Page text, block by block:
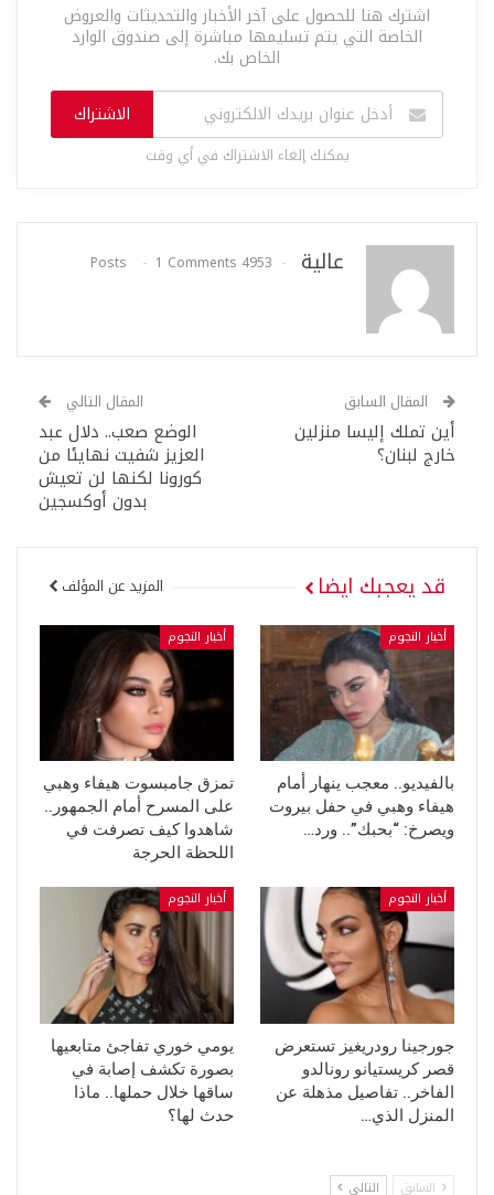
اشترك هنا للحصول على آخر الأخبار والتحديثات والعروض
الخاصة التي يتم تسليمها مباشرة إلى صندوق الوارد
الخاص بك.
الاشتراك
يمكنك إلغاء الاشتراك في أي وقت
عالية 4953 Posts
1 Comments
المقال السابق
أين تملك إليسا منزلين
خارج لبنان؟
المقال التالي
الوضع صعب.. دلال عبد
العزيز شفيت نهايئا من
كورونا لكنها لن تعيش
بدون أوكسجين
قد يعجبك ايضا المزيد عن المؤلف
أخبار النجوم
بالفيديو.. معجب ينهار أمام
هيفاء وهبي في حفل بيروت
ويصرخ: “بحبك”.. ورد…
أخبار النجوم
تمزق جامبسوت هيفاء وهبي
على المسرح أمام الجمهور..
شاهدوا كيف تصرفت في
اللحظة الحرجة
أخبار النجوم
جورجينا رودريغيز تستعرض
قصر كريستيانو رونالدو
الفاخر.. تفاصيل مذهلة عن
المنزل الذي…
أخبار النجوم
يومي خوري تفاجئ متابعيها
بصورة تكشف إصابة في
ساقها خلال حملها.. ماذا
حدث لها؟
السابق التالي